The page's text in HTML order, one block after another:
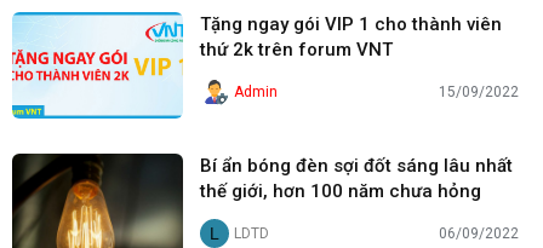
Tặng ngay gói VIP 1 cho thành viên
thứ 2k trên forum VNT
Admin 15/09/2022
Bí ẩn bóng đèn sợi đốt sáng lâu nhất
thế giới, hơn 100 năm chưa hỏng
L LDTD 06/09/2022